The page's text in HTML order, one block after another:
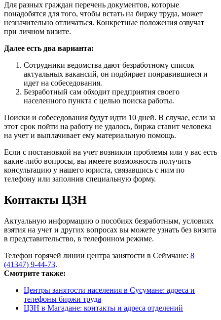
Для разных граждан перечень документов, которые
понадобятся для того, чтобы встать на биржу труда, может
незначительно отличаться. Конкретные положения озвучат
при личном визите.
Далее есть два варианта:
Сотрудники ведомства дают безработному список
актуальных вакансий, он подбирает понравившиеся и
идет на собеседования.
Безработный сам обходит предприятия своего
населенного пункта с целью поиска работы.
Поиски и собеседования будут идти 10 дней. В случае, если за
этот срок пойти на работу не удалось, биржа ставит человека
на учет и выплачивает ему материальную помощь.
Если с постановкой на учет возникли проблемы или у вас есть
какие-либо вопросы, вы имеете возможность получить
консультацию у нашего юриста, связавшись с ним по
телефону или заполнив специальную форму.
Контакты ЦЗН
Актуальную информацию о пособиях безработным, условиях
взятия на учет и других вопросах вы можете узнать без визита
в представительство, в телефонном режиме.
Телефон горячей линии центра занятости в Сеймчане: 8
(41347) 9-44-73.
Смотрите также:
Центры занятости населения в Сусумане: адреса и
телефоны биржи труда
ЦЗН в Магадане: контакты и адреса отделений